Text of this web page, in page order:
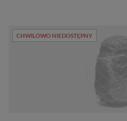
CHWILOWO NIEDOSTĘPNY